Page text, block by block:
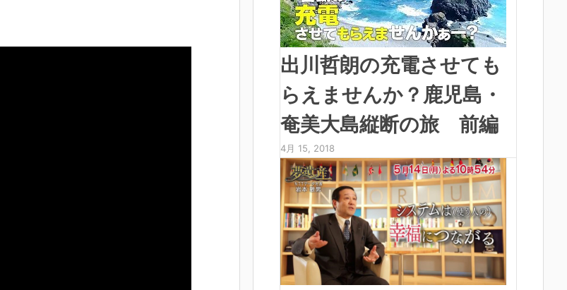
出川哲朗の充電させても
らえませんか？鹿児島・
奄美大島縦断の旅 前編
4月 15, 2018